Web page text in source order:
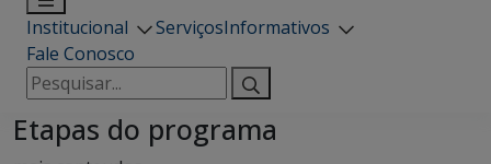
Institucional ServiçosInformativos
Fale Conosco
Pesquisar
por:
Etapas do programa